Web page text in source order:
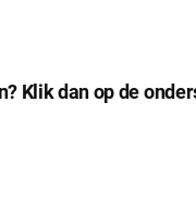
Klik dan op de